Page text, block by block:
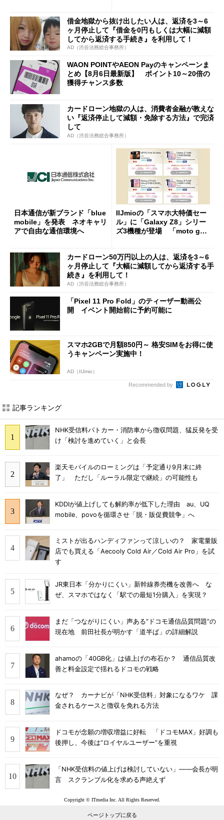
借金地獄から抜け出したい人は、返済を3～6
ヶ月停止して『借金を0円もしくは大幅に減額
してから返済する手続き』を利用して！
AD（渋谷法務総合事務所）
WAON POINTやAEON Payのキャンペーンま
とめ【8月6日最新版】 ポイント10～20倍の
獲得チャンス多数
カードローン地獄の人は、消費者金融が教えな
い『返済停止して減額・免除する方法』で完済
して
AD（渋谷法務総合事務所）
日本通信が新ブランド「blue
mobile」を発表 ネオキャリ
アで自由な通信環境へ
IIJmioの「スマホ大特価セー
ル」に「Galaxy Z8」シリー
ズ3機種が登場 「moto g37
カードローン50万円以上の人は、返済を3～6
ヶ月停止して『大幅に減額してから返済する手
続き』を利用して！
AD（渋谷法務総合事務所）
「Pixel 11 Pro Fold」のティーザー動画公
開 イベント開始前に予約可能に
スマホ2GBで月額850円～ 格安SIMをお得に使
うキャンペーン実施中！
AD（IIJmio）
Recommended by
記事ランキング
NHK受信料パトカー・消防車から徴収問題、猛反発を受
け「検討を進めていく」と会長
楽天モバイルのローミングは「予定通り9月末に終
了」 ただし「ルーラル限定で継続」の可能性も
KDDIが値上げしても解約率が低下した理由 au、UQ
mobile、povoを循環させ「脱・販促費競争」へ
ミストが出るハンディファンって涼しいの？ 家電量販
店でも買える「Aecooly Cold Air／Cold Air Pro」を試
す
JR東日本「分かりにくい」新幹線券売機を改善へ な
ぜ、スマホではなく「駅での最短1分購入」を実現？
まだ「つながりにくい」声ある“ドコモ通信品質問題”の
現在地 前田社長が明かす「道半ば」の詳細解説
ahamoの「40GB化」は値上げの布石か？ 通信品質改
善と料金設定で揺れるドコモの戦略
なぜ？ カーナビが「NHK受信料」対象になるワケ 課
金されるケースと徴収を免れる方法
ドコモが念願の増収増益に好転 「ドコモMAX」好調も
後押し、今後は“ロイヤルユーザー”を重視
「NHK受信料の値上げは検討していない」――会長が明
言 スクランブル化を求める声絶えず
Copyright © ITmedia Inc. All Rights Reserved.
ページトップに戻る